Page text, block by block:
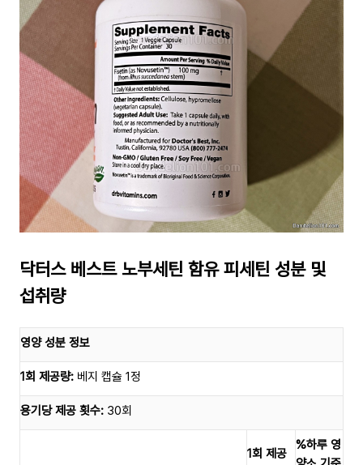
닥터스 베스트 노부세틴 함유 피세틴 성분 및
섭취량
영양 성분 정보
1회 제공량: 베지 캡슐 1정
용기당 제공 횟수: 30회
1회 제공
%하루 영